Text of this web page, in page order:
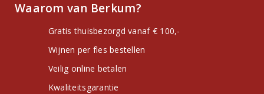
Waarom van Berkum?
Gratis thuisbezorgd vanaf € 100,-
Wijnen per fles bestellen
Veilig online betalen
Kwaliteitsgarantie